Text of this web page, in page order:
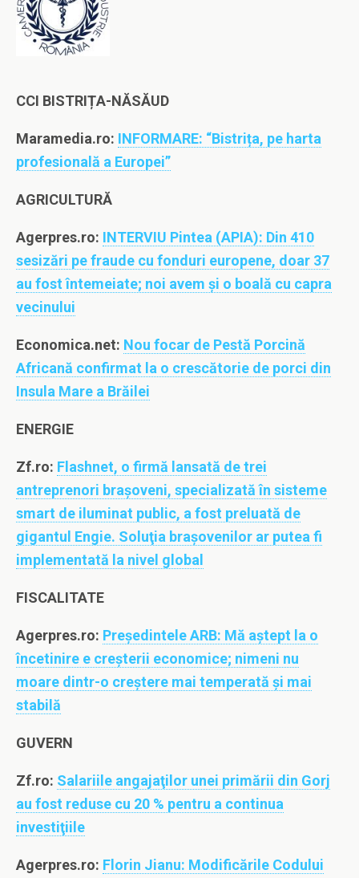
CCI BISTRIȚA-NĂSĂUD
Maramedia.ro: INFORMARE: “Bistrița, pe harta
profesională a Europei”
AGRICULTURĂ
Agerpres.ro: INTERVIU Pintea (APIA): Din 410
sesizări pe fraude cu fonduri europene, doar 37
au fost întemeiate; noi avem şi o boală cu capra
vecinului
Economica.net: Nou focar de Pestă Porcină
Africană confirmat la o crescătorie de porci din
Insula Mare a Brăilei
ENERGIE
Zf.ro: Flashnet, o firmă lansată de trei
antreprenori braşoveni, specializată în sisteme
smart de iluminat public, a fost preluată de
gigantul Engie. Soluţia braşovenilor ar putea fi
implementată la nivel global
FISCALITATE
Agerpres.ro: Preşedintele ARB: Mă aştept la o
încetinire e creşterii economice; nimeni nu
moare dintr-o creştere mai temperată şi mai
stabilă
GUVERN
Zf.ro: Salariile angajaţilor unei primării din Gorj
au fost reduse cu 20 % pentru a continua
investiţiile
Agerpres.ro: Florin Jianu: Modificările Codului